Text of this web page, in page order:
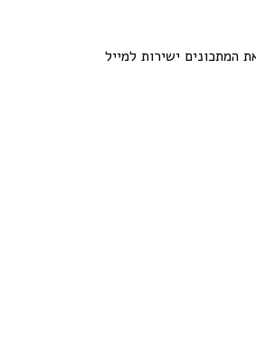
המתכונים ישירות למייל